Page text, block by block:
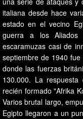
italiana desde hace
estado en el vecino
guerra a los Aliados
escaramuzas casi de
septiembre de 1940
donde las fuerzas
130.000. La
recién formado "Afrika
Varios brutal largo,
Egipto llegaron a un